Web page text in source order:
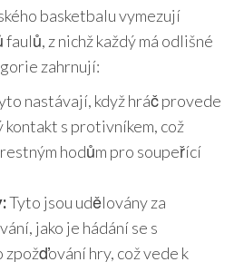
basketbalu vymezují
z nichž každý má odlišné
zahrnují:
nastávají, když hráč provede
s protivníkem, což
hodům pro soupeřící
Tyto jsou udělovány za
jako je hádání se s
hry, což vede k